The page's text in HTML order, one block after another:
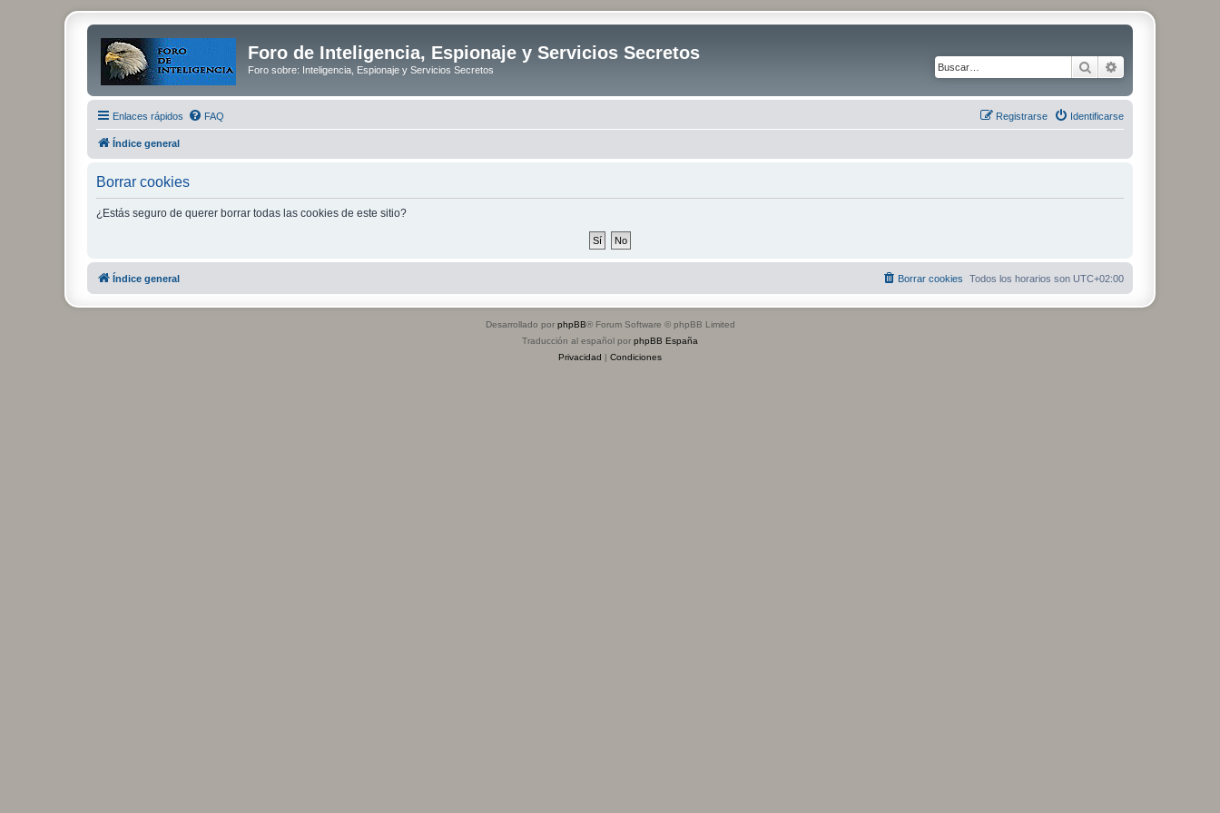
Foro de Inteligencia, Espionaje y Servicios Secretos
Foro sobre: Inteligencia, Espionaje y Servicios Secretos Buscar
Enlaces rápidos FAQ Identificarse
Registrarse
Índice general
Borrar cookies
¿Estás seguro de querer borrar todas las cookies de este sitio?
Índice general Todos los horarios son UTC+02:00
Borrar cookies
Desarrollado por phpBB® Forum Software © phpBB Limited
Traducción al español por phpBB España
Privacidad | Condiciones